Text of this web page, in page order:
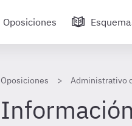
Oposiciones
Oposiciones Administrativo